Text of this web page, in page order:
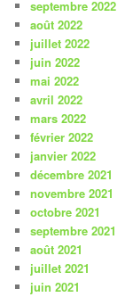
septembre 2022
août 2022
juillet 2022
juin 2022
mai 2022
avril 2022
mars 2022
février 2022
janvier 2022
décembre 2021
novembre 2021
octobre 2021
septembre 2021
août 2021
juillet 2021
juin 2021